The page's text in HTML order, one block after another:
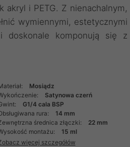
i PETG. Z nienachalnym,
wymiennymi, estetycznymi
doskonale komponują się z
Mosiądz
Satynowa czerń
G1/4 cala BSP
rura:
14 mm
średnica złączki:
22 mm
montażu:
15 ml
więcej szczegółów